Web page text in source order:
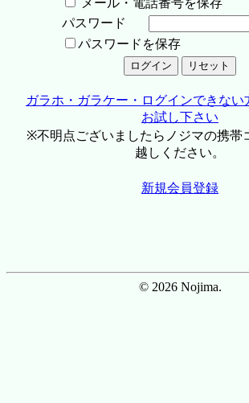
メール・電話番号を保存
パスワード
パスワードを保存
ガラホ・ガラケー・ログインできない
お試し下さい
※不明点ございましたらノジマの携帯
越しください。
新規会員登録
© 2026 Nojima.